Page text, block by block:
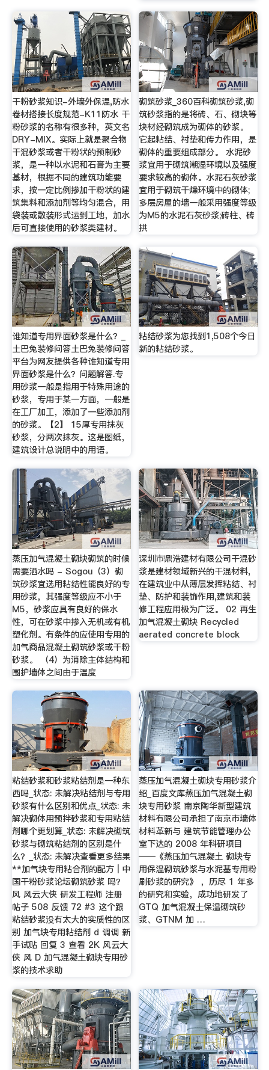
干粉砂浆知识-外墙外保温,防水
卷材搭接长度规范-K11防水 干
粉砂浆的名称有很多种，英文名
DRY-MIX。实际上就是聚合物
干混砂浆或者干粉状的预制砂
浆，是一种以水泥和石膏为主要
基材，根据不同的建筑功能要
求，按一定比例掺加干粉状的建
筑集料和添加剂等均匀混合，用
袋装或散装形式运到工地，加水
后可直接使用的砂浆类建材。
砌筑砂浆_360百科砌筑砂浆,砌
筑砂浆指的是将砖、石、砌块等
块材经砌筑成为砌体的砂浆。
它起粘结、衬垫和传力作用，是
砌体的重要组成部分。 水泥砂
浆宜用于砌筑潮湿环境以及强度
要求较高的砌体。水泥石灰砂浆
宜用于砌筑干燥环境中的砌体;
多层房屋的墙一般采用强度等级
为M5的水泥石灰砂浆;砖柱、砖
拱
谁知道专用界面砂浆是什么？_
土巴兔装修问答土巴兔装修问答
平台为网友提供各种谁知道专用
界面砂浆是什么？问题解答.专
用砂浆一般是指用于特殊用途的
砂浆，专用于某一方面，一般是
在工厂加工，添加了一些添加剂
的砂浆。【2】 15厚专用抹灰
砂浆，分两次抹灰。这是图纸，
建筑设计总说明中的用语。
粘结砂浆为您找到1,508个今日
新的粘结砂浆。
蒸压加气混凝土砌块砌筑的时候
需要洒水吗 - Sogou（3）砌
筑砂浆宜选用粘结性能良好的专
用砂浆，其强度等级应不小于
M5，砂浆应具有良好的保水
性，可在砂浆中掺入无机或有机
塑化剂。有条件的应使用专用的
加气商品混凝土砌筑砂浆或干粉
砂浆。 （4）为消除主体结构和
围护墙体之间由于温度
深圳市鼎浩建材有限公司干混砂
浆是建材领域新兴的干混材料,
在建筑业中从薄层发挥粘结、衬
垫、防护和装饰作用,建筑和装
修工程应用极为广泛。 02 再生
加气混凝土砌块 Recycled
aerated concrete block
粘结砂浆和砂浆粘结剂是一种东
西吗_状态: 未解决粘结剂与专用
砂浆有什么区别和优点_状态: 未
解决砌体用预拌砂浆和专用粘结
剂哪个更划算_状态: 未解决砌筑
砂浆与砌筑粘结剂的区别是什
么？_状态: 未解决查看更多结果
**加气块专用粘合剂的配方 | 中
国干粉砂浆论坛砌筑砂浆 吗？
风 风云大侠 研发工程师 注册
帖子 508 反馈 72 #3 这个跟
粘结砂浆没有太大的实质性的区
别 加气块专用粘结剂 d 调调 新
手试贴 回复 3 查看 2K 风云大
侠 风 D 加气混凝土砌块专用砂
浆的技术求助
蒸压加气混凝土砌块专用砂浆介
绍_百度文库蒸压加气混凝土砌
块专用砂浆 南京陶华新型建筑
材料有限公司承担了南京市墙体
材料革新与 建筑节能管理办公
室下达的 2008 年科研项目
——《蒸压加气混凝土 砌块专
用保温砌筑砂浆与水泥基专用粉
刷砂浆的研究》 ，历尽 1 年多
的研究和实验，成功地研发了
GTQ 加气混凝土保温砌筑砂
浆、GTNM 加 …